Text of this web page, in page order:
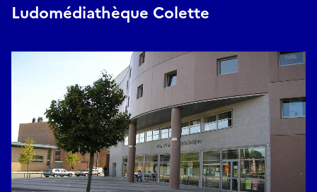
Ludomédiathèque Colette